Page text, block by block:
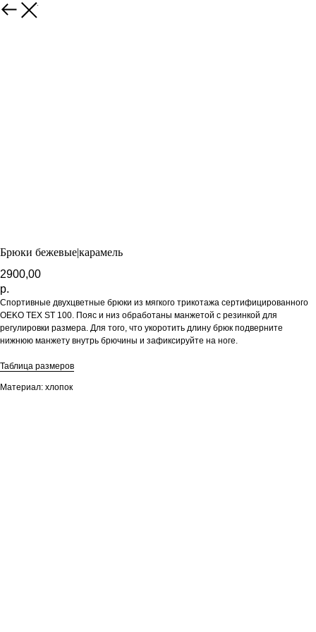
В каталог
Брюки бежевые|карамель
2900,00
р.
Спортивные двухцветные брюки из мягкого трикотажа сертифицированного
OEKO TEX ST 100. Пояс и низ обработаны манжетой с резинкой для
регулировки размера. Для того, что укоротить длину брюк подверните
нижнюю манжету внутрь брючины и зафиксируйте на ноге.
Таблица размеров
Материал: хлопок